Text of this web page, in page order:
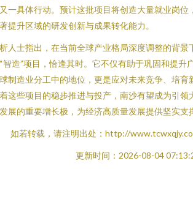
一具体行动。预计这批项目将创造大量就业岗位
提升区域的研发创新与成果转化能力。
人士指出，在当前全球产业格局深度调整的背景
智造”项目，恰逢其时。它不仅有助于巩固和提升
制造业分工中的地位，更是应对未来竞争、培育
这些项目的稳步推进与投产，南沙有望成为引领
展的重要增长极，为经济高质量发展提供坚实支
如若转载，请注明出处：http://
更新时间：2026-08-04